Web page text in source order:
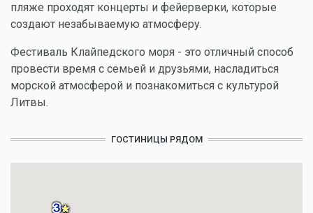
пляже проходят концерты и фейерверки, которые
создают незабываемую атмосферу.
Фестиваль Клайпедского моря - это отличный способ
провести время с семьей и друзьями, насладиться
морской атмосферой и познакомиться с культурой
Литвы.
ГОСТИНИЦЫ РЯДОМ